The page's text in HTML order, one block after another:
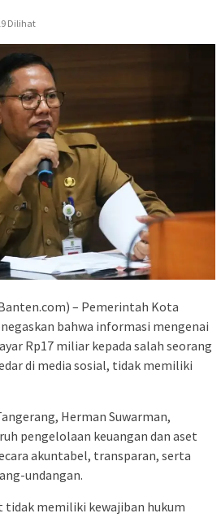
Dilihat
– Pemerintah Kota
bahwa informasi mengenai
Rp17 miliar kepada salah seorang
di media sosial, tidak memiliki
Herman Suwarman,
pengelolaan keuangan dan aset
akuntabel, transparan, serta
undangan.
tidak memiliki kewajiban hukum